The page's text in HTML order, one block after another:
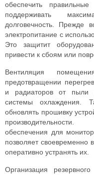
обеспечить
поддерживать
долговечность. Прежде
электропитание с
Это защитит
привести к сбоям или
Вентиляция
предотвращении
и радиаторов от пыли
системы охлаждения.
обновлять прошивку
обеспечения для
позволяет своевременно
оперативно устранять их.
Организация